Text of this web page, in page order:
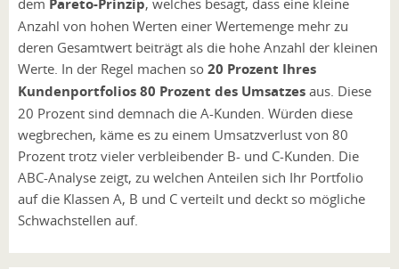
dem Pareto-Prinzip, welches besagt, dass eine kleine
Anzahl von hohen Werten einer Wertemenge mehr zu
deren Gesamtwert beiträgt als die hohe Anzahl der kleinen
Werte. In der Regel machen so 20 Prozent Ihres
Kundenportfolios 80 Prozent des Umsatzes aus. Diese
20 Prozent sind demnach die A-Kunden. Würden diese
wegbrechen, käme es zu einem Umsatzverlust von 80
Prozent trotz vieler verbleibender B- und C-Kunden. Die
ABC-Analyse zeigt, zu welchen Anteilen sich Ihr Portfolio
auf die Klassen A, B und C verteilt und deckt so mögliche
Schwachstellen auf.